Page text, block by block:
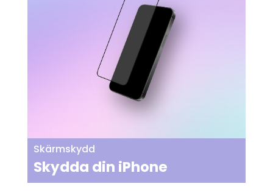
Skärmskydd
Skydda din iPhone